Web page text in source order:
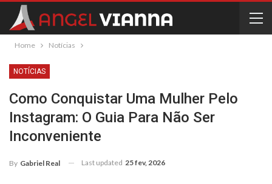
Home Notícias
NOTÍCIAS
Como Conquistar Uma Mulher Pelo
Instagram: O Guia Para Não Ser
Inconveniente
By Gabriel Real Last updated 25 fev, 2026